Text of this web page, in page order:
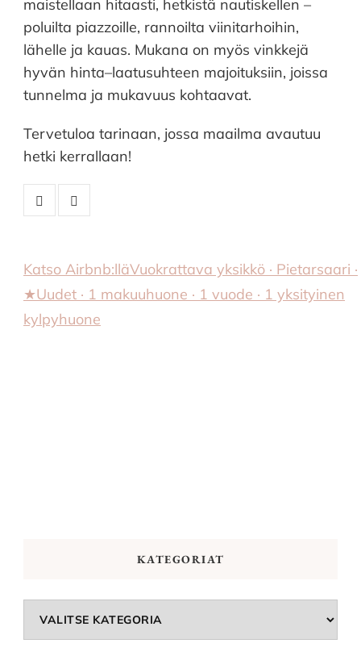
maistellaan hitaasti, hetkistä nautiskellen –
poluilta piazzoille, rannoilta viinitarhoihin,
lähelle ja kauas. Mukana on myös vinkkejä
hyvän hinta–laatusuhteen majoituksiin, joissa
tunnelma ja mukavuus kohtaavat.
Tervetuloa tarinaan, jossa maailma avautuu
hetki kerrallaan!
Katso Airbnb:lläVuokrattava yksikkö · Pietarsaari ·
★Uudet · 1 makuuhuone · 1 vuode · 1 yksityinen
kylpyhuone
KATEGORIAT